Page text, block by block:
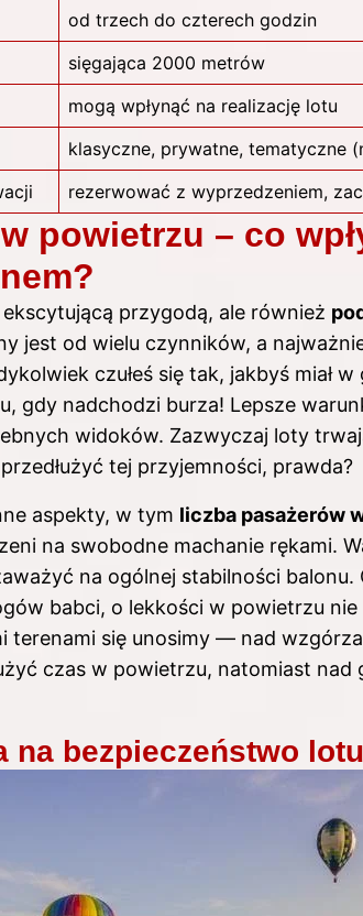
od trzech do czterech godzin
sięgająca 2000 metrów
mogą wpłynąć na realizację lotu
klasyczne, prywatne, tematyczne
rezerwować z wyprzedzeniem,
powietrzu – co
przygodą, ale również
jest od wielu czynników, a
czułeś się tak, jakbyś miał w
gdy nadchodzi burza! Lepsze
widoków. Zazwyczaj loty
tej przyjemności, prawda?
aspekty, w tym liczba pasażerów
na swobodne machanie rękami.
na ogólnej stabilności balonu.
babci, o lekkości w powietrzu
terenami się unosimy — nad
czas w powietrzu, natomiast nad
na bezpieczeństwo